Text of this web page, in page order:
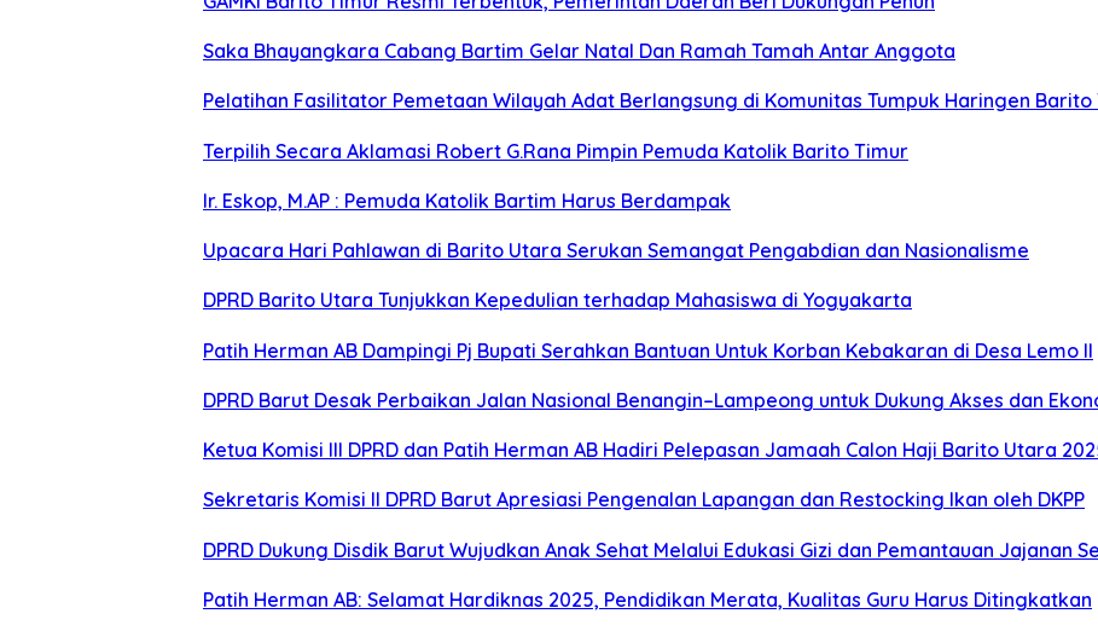
Saka Bhayangkara Cabang Bartim Gelar Natal Dan Ramah Tamah Antar Anggota
Pelatihan Fasilitator Pemetaan Wilayah Adat Berlangsung di Komunitas Tumpuk Haringen Barito
Terpilih Secara Aklamasi Robert G.Rana Pimpin Pemuda Katolik Barito Timur
Ir. Eskop, M.AP : Pemuda Katolik Bartim Harus Berdampak
Upacara Hari Pahlawan di Barito Utara Serukan Semangat Pengabdian dan Nasionalisme
DPRD Barito Utara Tunjukkan Kepedulian terhadap Mahasiswa di Yogyakarta
Patih Herman AB Dampingi Pj Bupati Serahkan Bantuan Untuk Korban Kebakaran di Desa Lemo II
DPRD Barut Desak Perbaikan Jalan Nasional Benangin–Lampeong untuk Dukung Akses dan
Ketua Komisi III DPRD dan Patih Herman AB Hadiri Pelepasan Jamaah Calon Haji Barito Utara
Sekretaris Komisi II DPRD Barut Apresiasi Pengenalan Lapangan dan Restocking Ikan oleh DKPP
DPRD Dukung Disdik Barut Wujudkan Anak Sehat Melalui Edukasi Gizi dan Pemantauan Jajanan
Patih Herman AB: Selamat Hardiknas 2025, Pendidikan Merata, Kualitas Guru Harus Ditingkatkan